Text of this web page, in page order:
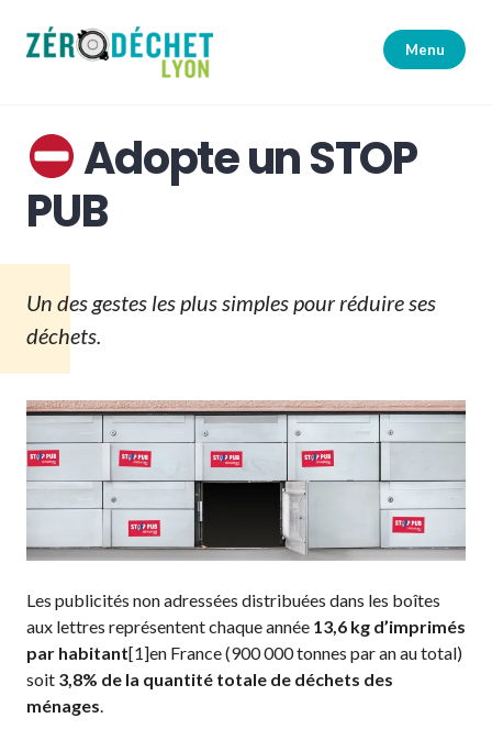
contenu
Menu
Adopte un STOP
PUB
Un des gestes les plus simples pour réduire ses
déchets.
Les publicités non adressées distribuées dans les boîtes
aux lettres représentent chaque année 13,6 kg d’imprimés
par habitant[1]en France (900 000 tonnes par an au total)
soit 3,8% de la quantité totale de déchets des
ménages.